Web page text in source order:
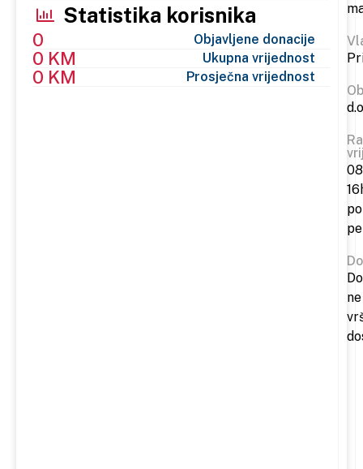
Statistika korisnika
0 Objavljene donacije
0 KM Ukupna vrijednost
0 KM Prosječna vrijednost
ne